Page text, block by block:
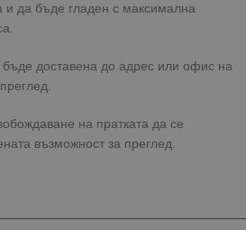
и да бъде гладен с максимална
доставена до адрес или офис на
на пратката да се
възможност за преглед.